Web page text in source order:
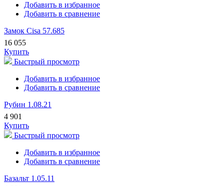
Добавить в избранное
Добавить в сравнение
Замок Cisa 57.685
16 055
Купить
Быстрый просмотр
Добавить в избранное
Добавить в сравнение
Рубин 1.08.21
4 901
Купить
Быстрый просмотр
Добавить в избранное
Добавить в сравнение
Базальт 1.05.11